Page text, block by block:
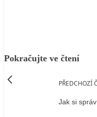
Pokračujte ve čtení
PŘEDCHOZÍ
Jak si